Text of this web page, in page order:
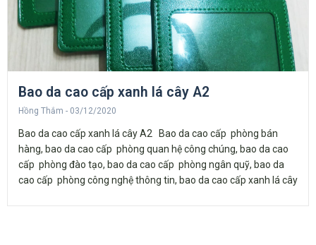
Bao da cao cấp xanh lá cây A2
Hồng Thắm 03/12/2020
Bao da cao cấp xanh lá cây A2 Bao da cao cấp phòng bán
hàng, bao da cao cấp phòng quan hệ công chúng, bao da cao
cấp phòng đào tạo, bao da cao cấp phòng ngân quỹ, bao da
cao cấp phòng công nghệ thông tin, bao da cao cấp xanh lá cây